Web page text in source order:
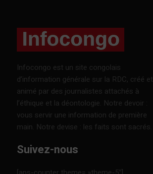
Infocongo est un site congolais
d’information générale sur la RDC, créé et
animé par des journalistes attachés à
l’éthique et la déontologie. Notre devoir :
vous servir une information de première
main. Notre devise : les faits sont sacrés.
Suivez-nous